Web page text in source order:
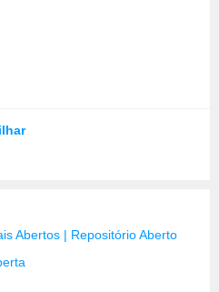
Abertos | Repositório Aberto